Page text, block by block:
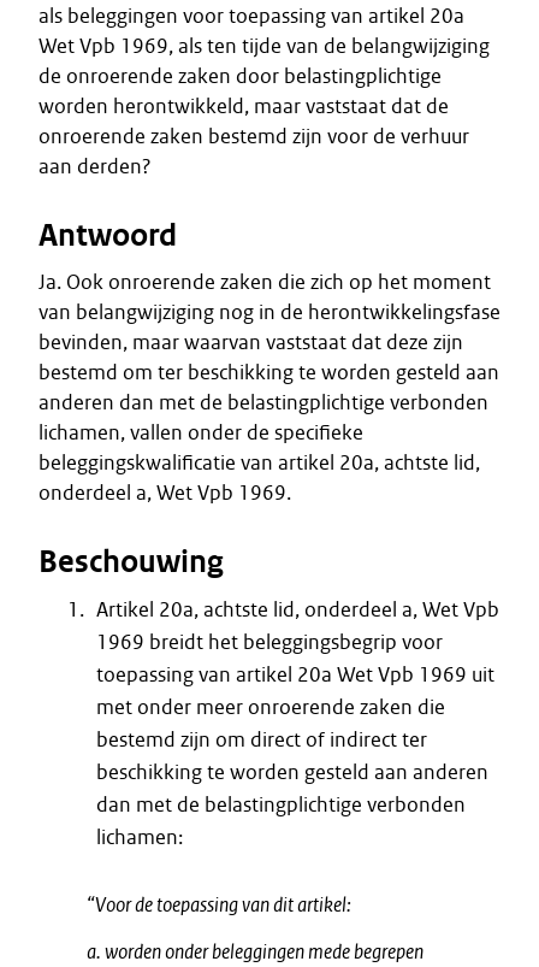
als beleggingen voor toepassing van artikel 20a
Wet Vpb 1969, als ten tijde van de belangwijziging
de onroerende zaken door belastingplichtige
worden herontwikkeld, maar vaststaat dat de
onroerende zaken bestemd zijn voor de verhuur
aan derden?
Antwoord
Ja. Ook onroerende zaken die zich op het moment
van belangwijziging nog in de herontwikkelingsfase
bevinden, maar waarvan vaststaat dat deze zijn
bestemd om ter beschikking te worden gesteld aan
anderen dan met de belastingplichtige verbonden
lichamen, vallen onder de specifieke
beleggingskwalificatie van artikel 20a, achtste lid,
onderdeel a, Wet Vpb 1969.
Beschouwing
Artikel 20a, achtste lid, onderdeel a, Wet Vpb
1969 breidt het beleggingsbegrip voor
toepassing van artikel 20a Wet Vpb 1969 uit
met onder meer onroerende zaken die
bestemd zijn om direct of indirect ter
beschikking te worden gesteld aan anderen
dan met de belastingplichtige verbonden
lichamen:
“Voor de toepassing van dit artikel:
a. worden onder beleggingen mede begrepen